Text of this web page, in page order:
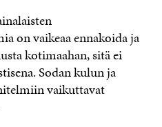
on vaikeaa ennakoida ja
kotimaahan, sitä ei
Sodan kulun ja
vaikuttavat